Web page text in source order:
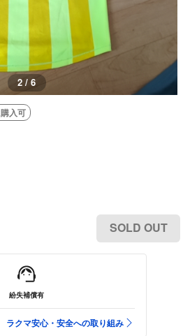
2 / 6
入可
SOLD OUT
紛失補償有
ラクマ安心・安全への取り組み